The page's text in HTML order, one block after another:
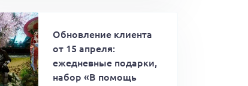
Обновление клиента
от 15 апреля:
ежедневные подарки,
набор «В помощь